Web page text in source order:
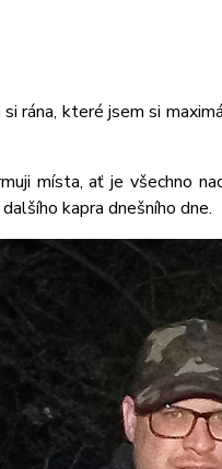
rána, které jsem si
místa, ať je všechno
kapra dnešního